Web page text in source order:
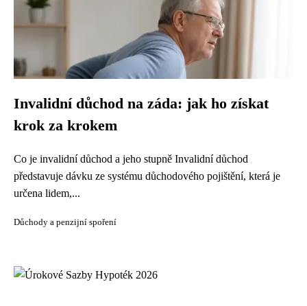
Invalidní důchod na záda: jak ho získat
krok za krokem
Co je invalidní důchod a jeho stupně Invalidní důchod
představuje dávku ze systému důchodového pojištění, která je
určena lidem,...
Důchody a penzijní spoření